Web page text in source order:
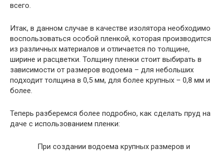
всего.
Итак, в данном случае в качестве изолятора необходимо
воспользоваться особой пленкой, которая производится
из различных материалов и отличается по толщине,
ширине и расцветки. Толщину пленки стоит выбирать в
зависимости от размеров водоема – для небольших
подходит толщина в 0,5 мм, для более крупных – 0,8 мм и
более.
Теперь разберемся более подробно, как сделать пруд на
даче с использованием пленки:
При создании водоема крупных размеров и